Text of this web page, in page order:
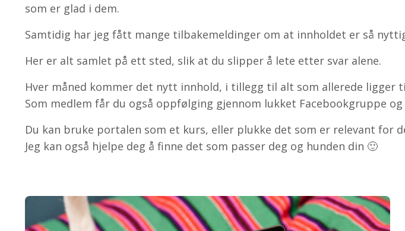
som er glad i dem.
Samtidig har jeg fått mange tilbakemeldinger om at innholdet er så
Her er alt samlet på ett sted, slik at du slipper å lete etter svar alene.
Hver måned kommer det nytt innhold, i tillegg til alt som allerede ligger
Som medlem får du også oppfølging gjennom lukket Facebookgruppe
Du kan bruke portalen som et kurs, eller plukke det som er relevant for
Jeg kan også hjelpe deg å finne det som passer deg og hunden din 🙂